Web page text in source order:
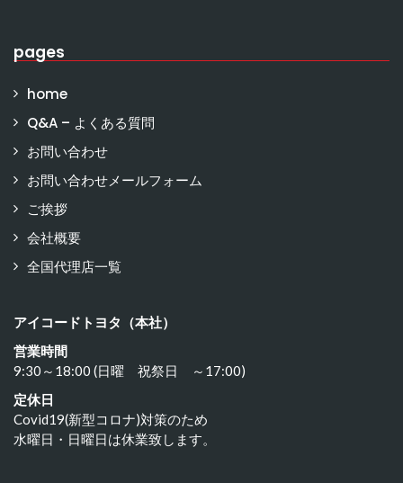
pages
home
Q&A – よくある質問
お問い合わせ
お問い合わせメールフォーム
ご挨拶
会社概要
全国代理店一覧
アイコードトヨタ（本社）
営業時間
9:30～18:00 (日曜 祝祭日 ～17:00)
定休日
Covid19(新型コロナ)対策のため
水曜日・日曜日は休業致します。